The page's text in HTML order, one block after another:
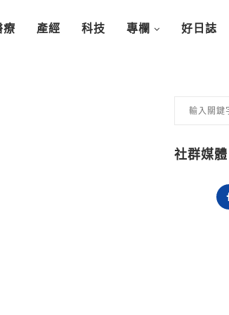
療 產經 科技 專欄 好日誌
社群媒體